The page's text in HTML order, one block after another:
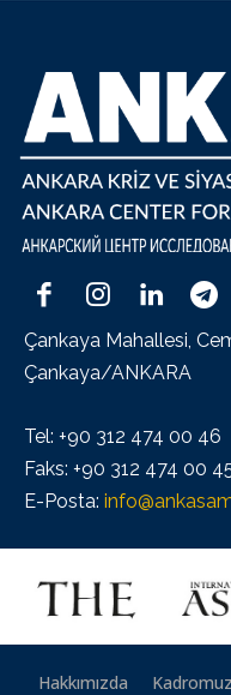
Çankaya Mahallesi,
Çankaya/ANKARA
Tel: +90 312 474 00 46
Faks: +90 312 474 00
E-Posta:
Hakkımızda Kadromuz